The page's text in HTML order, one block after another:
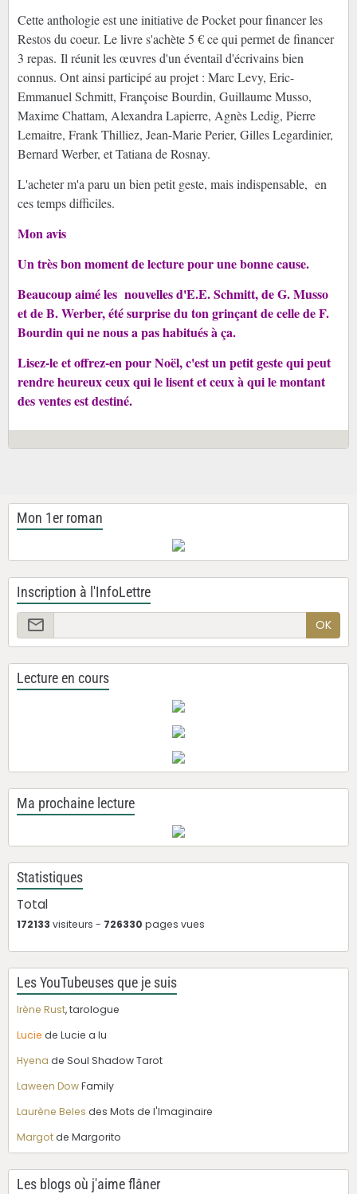
Cette anthologie est une initiative de Pocket pour financer les
Restos du coeur. Le livre s'achète 5 € ce qui permet de financer
3 repas. Il réunit les œuvres d'un éventail d'écrivains bien
connus. Ont ainsi participé au projet : Marc Levy, Eric-
Emmanuel Schmitt, Françoise Bourdin, Guillaume Musso,
Maxime Chattam, Alexandra Lapierre, Agnès Ledig, Pierre
Lemaitre, Frank Thilliez, Jean-Marie Perier, Gilles Legardinier,
Bernard Werber, et Tatiana de Rosnay.
L'acheter m'a paru un bien petit geste, mais indispensable, en
ces temps difficiles.
Mon avis
Un très bon moment de lecture pour une bonne cause.
Beaucoup aimé les nouvelles d'E.E. Schmitt, de G. Musso
et de B. Werber, été surprise du ton grinçant de celle de F.
Bourdin qui ne nous a pas habitués à ça.
Lisez-le et offrez-en pour Noël, c'est un petit geste qui peut
rendre heureux ceux qui le lisent et ceux à qui le montant
des ventes est destiné.
Mon 1er roman
Inscription à l'InfoLettre
OK
Lecture en cours
Ma prochaine lecture
Statistiques
Total
172133 visiteurs - 726330 pages vues
Les YouTubeuses que je suis
Irène Rust, tarologue
Lucie de Lucie a lu
Hyena de Soul Shadow Tarot
Laween DowFamily
Laurène Beles des Mots de l'Imaginaire
Margotde Margorito
Les blogs où j'aime flâner